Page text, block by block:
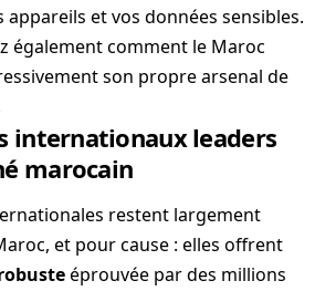
appareils et vos données sensibles.
également comment le Maroc
son propre arsenal de
internationaux leaders
marocain
restent largement
et pour cause : elles offrent
éprouvée par des millions